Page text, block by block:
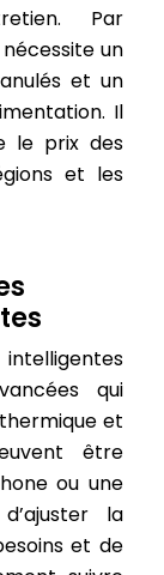
Par
un
et un
Il
le prix des
et les
qui
et
être
ou une
la
et de